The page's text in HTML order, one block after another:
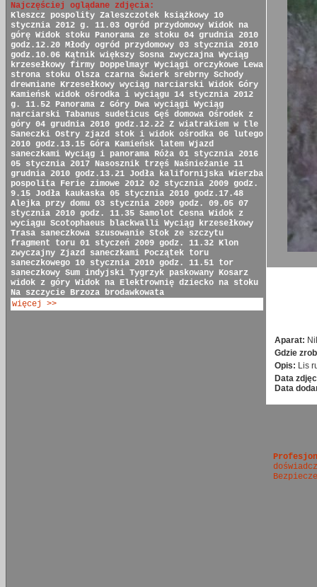
Najczęściej oglądane zdjęcia:
Kleszcz pospolity Zaleszczotek książkowy 10
stycznia 2012 g. 11.03 Ogród przydomowy Widok na
górę Widok stoku Panorama ze stoku 04 grudnia 2010
godz.12.20 Młody ogród przydomowy 03 stycznia 2010
godz.10.06 Kątnik większy Sosna zwyczajna Wyciąg
krzesełkowy firmy Doppelmayr Wyciągi orczykowe Lewa
strona stoku Olsza czarna Świerk srebrny Schody
drewniane Krzesełkowy wyciąg narciarski Widok Góry
Kamieńsk widok ośrodka i wyciągu 14 stycznia 2012
g. 11.52 Panorama z Góry Dwa wyciągi Wyciąg
narciarski Tabanus sudeticus Gęś domowa Ośrodek z
góry 04 grudnia 2010 godz.12.22 Z wiatrakiem w tle
Saneczki Ostry zjazd stok i widok ośrodka 06 lutego
2010 godz.13.15 Góra Kamieńsk latem Wjazd
saneczkami Wyciąg i panorama Róża 01 stycznia 2016
05 stycznia 2017 Nasosznik trzęś Naśnieżanie 11
grudnia 2010 godz.13.21 Jodła kalifornijska Wierzba
pospolita Ferie zimowe 2012 02 stycznia 2009 godz.
9.15 Jodła kaukaska 05 stycznia 2010 godz.17.48
Alejka przy domu 03 stycznia 2009 godz. 09.05 07
stycznia 2010 godz. 11.35 Samolot Cesna Widok z
wyciągu Scotophaeus blackwalli Wyciąg krzesełkowy
Trasa saneczkowa szusowanie Stok ze szczytu
fragment toru 01 styczeń 2009 godz. 11.32 Klon
zwyczajny Zjazd saneczkami Początek toru
saneczkowego 10 stycznia 2010 godz. 11.51 tor
saneczkowy Sum indyjski Tygrzyk paskowany Kosarz
widok z góry Widok na Elektrownię dziecko na stoku
Na szczycie Brzoza brodawkowata
więcej >>
Aparat:
Gdzie
Opis: Lis
Data
Data